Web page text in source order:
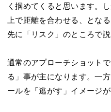
く掴めてくると思います。
上で距離を合わせる、とな
先に「リスク」のところで
通常のアプローチショット
る」事が主になります。一
ールを「逃がす」イメージ